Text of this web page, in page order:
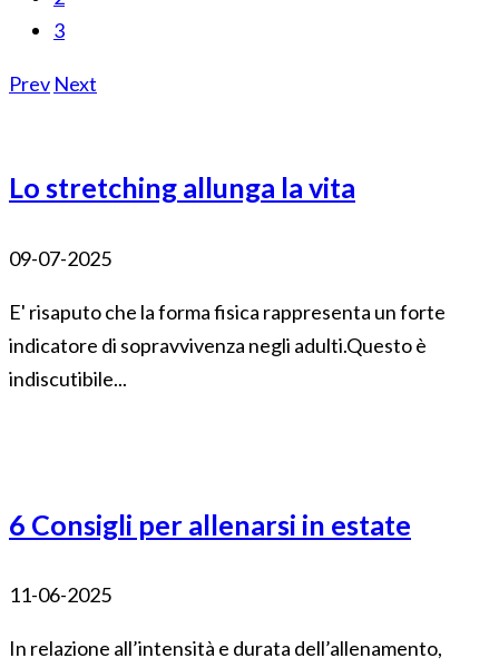
3
Prev Next
Lo stretching allunga la vita
09-07-2025
E' risaputo che la forma fisica rappresenta un forte
indicatore di sopravvivenza negli adulti.Questo è
indiscutibile...
6 Consigli per allenarsi in estate
11-06-2025
In relazione all’intensità e durata dell’allenamento,